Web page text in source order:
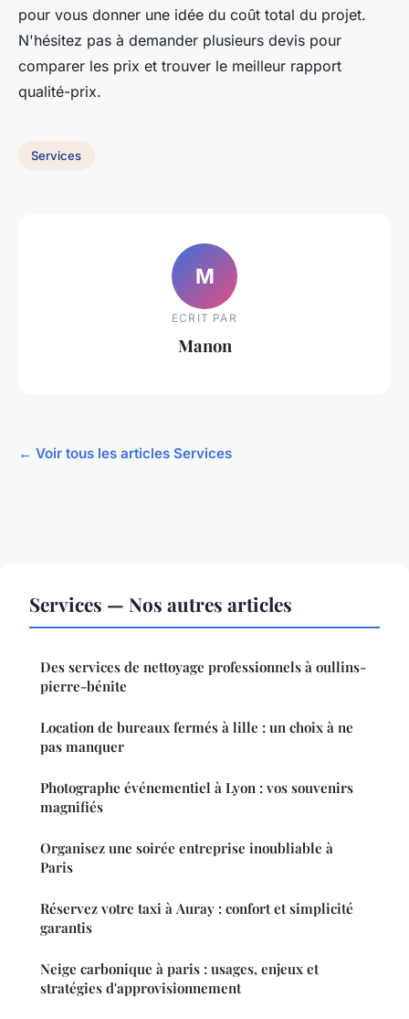
pour vous donner une idée du coût total du projet.
N'hésitez pas à demander plusieurs devis pour
comparer les prix et trouver le meilleur rapport
qualité-prix.
Services
M
ECRIT PAR
Manon
← Voir tous les articles Services
Services — Nos autres articles
Des services de nettoyage professionnels à oullins-
pierre-bénite
Location de bureaux fermés à lille : un choix à ne
pas manquer
Photographe événementiel à Lyon : vos souvenirs
magnifiés
Organisez une soirée entreprise inoubliable à
Paris
Réservez votre taxi à Auray : confort et simplicité
garantis
Neige carbonique à paris : usages, enjeux et
stratégies d'approvisionnement